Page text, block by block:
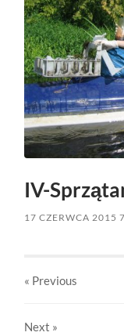
IV-
17 CZERWCA 2015
« Previous
Next »